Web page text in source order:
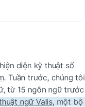
diện kỹ thuật số
. Tuần trước, chúng tôi
từ 15 ngôn ngữ trước
ngữ Valis, một bộ